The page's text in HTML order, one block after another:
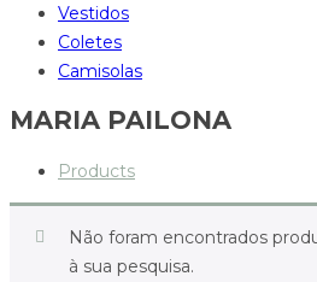
Vestidos
Coletes
Camisolas
MARIA PAILONA
Products
Não foram encontrados
à sua pesquisa.